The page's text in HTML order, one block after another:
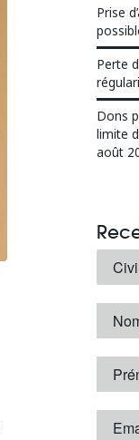
Prise
Perte
Dons
limite
août